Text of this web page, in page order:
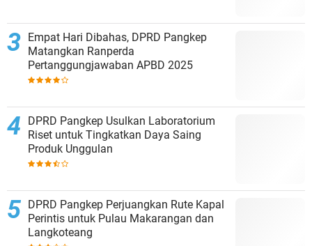
Empat Hari Dibahas, DPRD Pangkep
Matangkan Ranperda
Pertanggungjawaban APBD 2025
DPRD Pangkep Usulkan Laboratorium
Riset untuk Tingkatkan Daya Saing
Produk Unggulan
DPRD Pangkep Perjuangkan Rute Kapal
Perintis untuk Pulau Makarangan dan
Langkoteang